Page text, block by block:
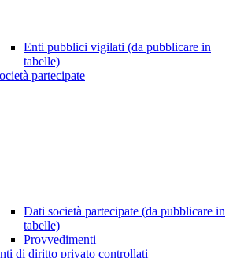
Enti pubblici vigilati (da pubblicare in
tabelle)
partecipate
Dati società partecipate (da pubblicare in
tabelle)
Provvedimenti
di diritto privato controllati